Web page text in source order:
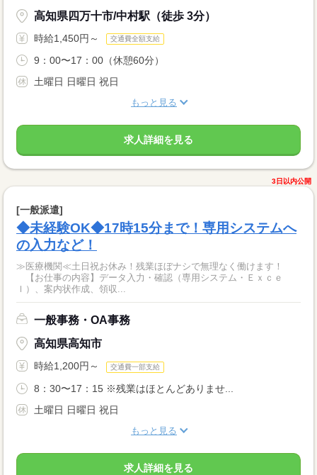
高知県四万十市/中村駅（徒歩 3分）
時給1,450円～ 交通費全額支給
9：00〜17：00（休憩60分）
土曜日 日曜日 祝日
もっと見る
求人詳細を見る
3日以内公開
[一般派遣]
◆未経験OK◆17時15分まで！専用システムへ
の入力など！
≫医療機関≪土日祝お休み！残業ほぼナシで無理なく働けます！
【お仕事の内容】データ入力・確認（専用システム・Ｅｘｃｅ
ｌ）、案内状作成、領収...
一般事務・OA事務
高知県高知市
時給1,200円～ 交通費一部支給
8：30〜17：15 ※残業はほとんどありませ...
土曜日 日曜日 祝日
もっと見る
求人詳細を見る